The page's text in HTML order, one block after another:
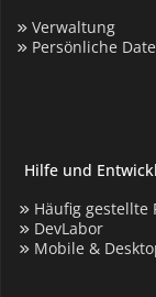
Verwaltung
Persönliche
Hilfe und
Häufig gestellte
DevLabor
Mobile &